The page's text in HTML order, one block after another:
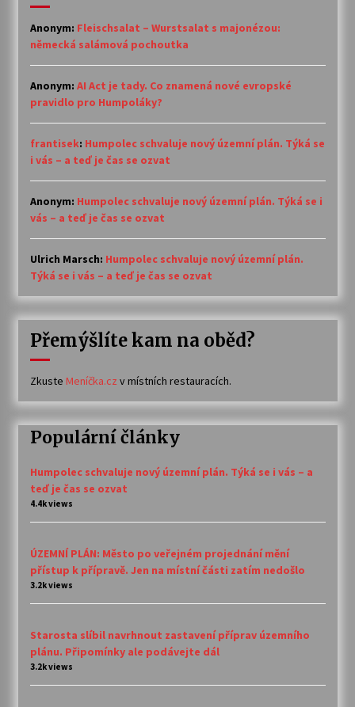
Anonym: Fleischsalat – Wurstsalat s majonézou:
německá salámová pochoutka
Anonym: AI Act je tady. Co znamená nové evropské
pravidlo pro Humpoláky?
frantisek: Humpolec schvaluje nový územní plán. Týká se
i vás – a teď je čas se ozvat
Anonym: Humpolec schvaluje nový územní plán. Týká se i
vás – a teď je čas se ozvat
Ulrich Marsch: Humpolec schvaluje nový územní plán.
Týká se i vás – a teď je čas se ozvat
Přemýšlíte kam na oběd?
Zkuste Meníčka.cz v místních restauracích.
Populární články
Humpolec schvaluje nový územní plán. Týká se i vás – a
teď je čas se ozvat
4.4k views
ÚZEMNÍ PLÁN: Město po veřejném projednání mění
přístup k přípravě. Jen na místní části zatím nedošlo
3.2k views
Starosta slíbil navrhnout zastavení příprav územního
plánu. Připomínky ale podávejte dál
3.2k views